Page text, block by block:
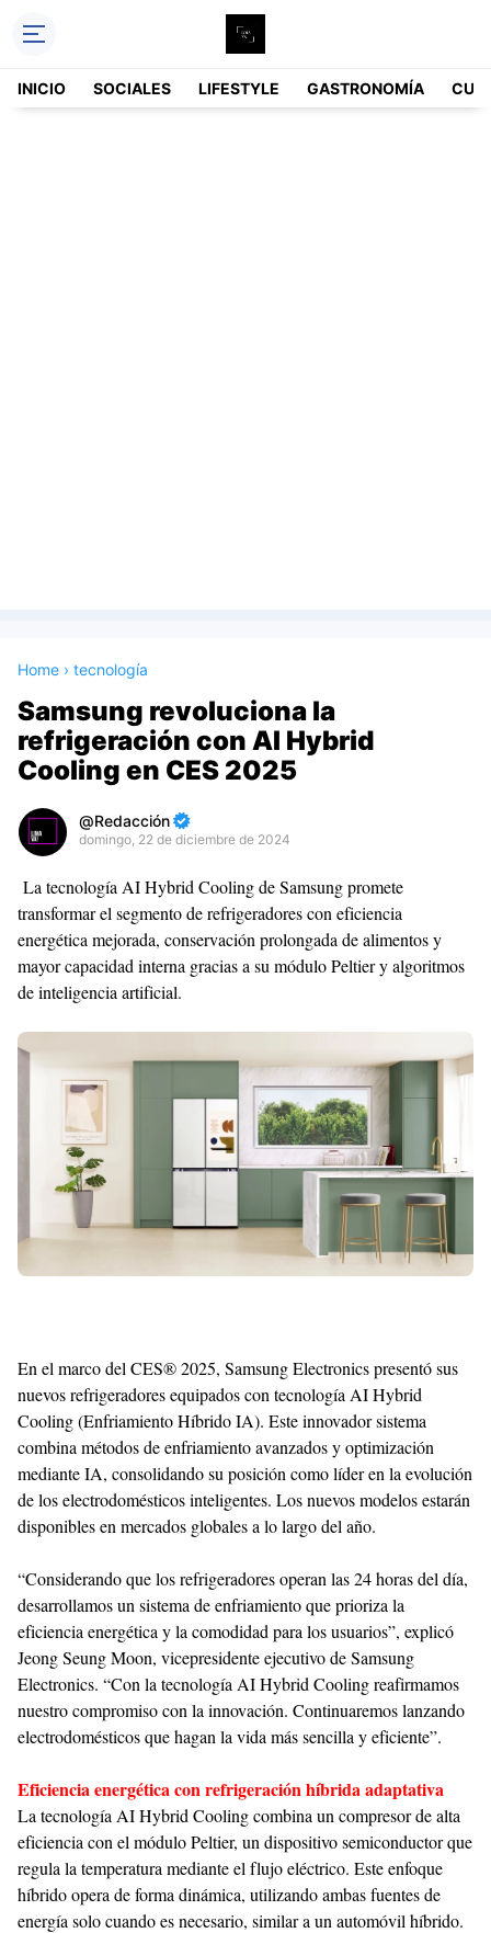
INICIO SOCIALES LIFESTYLE GASTRONOMÍA
Home › tecnología
Samsung revoluciona la
refrigeración con AI Hybrid
Cooling en CES 2025
Redacción
domingo, 22 de diciembre de 2024
Premium
By
Raushan
Design
With
Shroff
La tecnología AI Hybrid Cooling de Samsung promete
transformar el segmento de refrigeradores con eficiencia
energética mejorada, conservación prolongada de alimentos y
mayor capacidad interna gracias a su módulo Peltier y algoritmos
de inteligencia artificial.
En el marco del CES® 2025, Samsung Electronics presentó sus
nuevos refrigeradores equipados con tecnología AI Hybrid
Cooling (Enfriamiento Híbrido IA). Este innovador sistema
combina métodos de enfriamiento avanzados y optimización
mediante IA, consolidando su posición como líder en la evolución
de los electrodomésticos inteligentes. Los nuevos modelos estarán
disponibles en mercados globales a lo largo del año.
“Considerando que los refrigeradores operan las 24 horas del día,
desarrollamos un sistema de enfriamiento que prioriza la
eficiencia energética y la comodidad para los usuarios”, explicó
Jeong Seung Moon, vicepresidente ejecutivo de Samsung
Electronics. “Con la tecnología AI Hybrid Cooling reafirmamos
nuestro compromiso con la innovación. Continuaremos lanzando
electrodomésticos que hagan la vida más sencilla y eficiente”.
Eficiencia energética con refrigeración híbrida adaptativa
La tecnología AI Hybrid Cooling combina un compresor de alta
eficiencia con el módulo Peltier, un dispositivo semiconductor que
regula la temperatura mediante el flujo eléctrico. Este enfoque
híbrido opera de forma dinámica, utilizando ambas fuentes de
energía solo cuando es necesario, similar a un automóvil híbrido.